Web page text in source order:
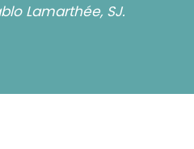
Lamarthée, SJ.